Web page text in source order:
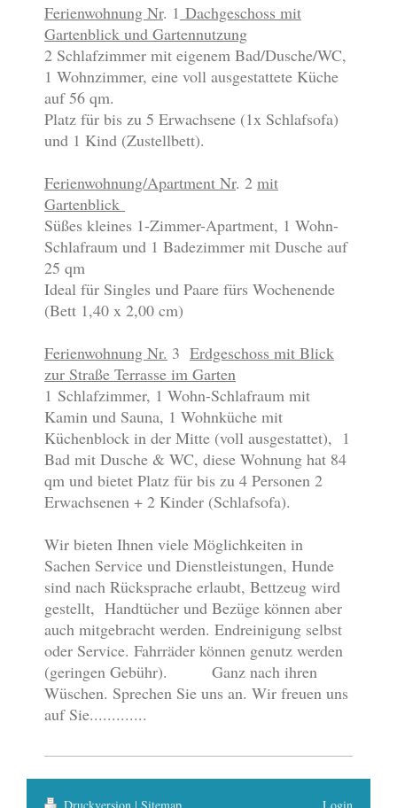
Ferienwohnung Nr. 1 Dachgeschoss mit
Gartenblick und Gartennutzung
2 Schlafzimmer mit eigenem Bad/Dusche/WC,
1 Wohnzimmer, eine voll ausgestattete Küche
auf 56 qm.
Platz für bis zu 5 Erwachsene (1x Schlafsofa)
und 1 Kind (Zustellbett).
Ferienwohnung/Apartment Nr. 2 mit
Gartenblick
Süßes kleines 1-Zimmer-Apartment, 1 Wohn-
Schlafraum und 1 Badezimmer mit Dusche auf
25 qm
Ideal für Singles und Paare fürs Wochenende
(Bett 1,40 x 2,00 cm)
Ferienwohnung Nr. 3 Erdgeschoss mit Blick
zur Straße Terrasse im Garten
1 Schlafzimmer, 1 Wohn-Schlafraum mit
Kamin und Sauna, 1 Wohnküche mit
Küchenblock in der Mitte (voll ausgestattet), 1
Bad mit Dusche & WC, diese Wohnung hat 84
qm und bietet Platz für bis zu 4 Personen 2
Erwachsenen + 2 Kinder (Schlafsofa).
Wir bieten Ihnen viele Möglichkeiten in
Sachen Service und Dienstleistungen, Hunde
sind nach Rücksprache erlaubt, Bettzeug wird
gestellt, Handtücher und Bezüge können aber
auch mitgebracht werden. Endreinigung selbst
oder Service. Fahrräder können genutz werden
(geringen Gebühr). Ganz nach ihren
Wüschen. Sprechen Sie uns an. Wir freuen uns
auf Sie.............
Druckversion | Sitemap Login